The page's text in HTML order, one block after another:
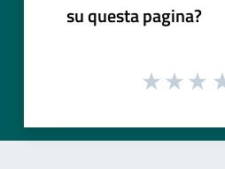
su questa pagina?